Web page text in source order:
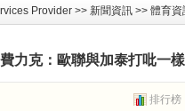
Provider >> 新聞資訊 >> 體育資
費力克：歐聯與加泰打吡一
排行榜